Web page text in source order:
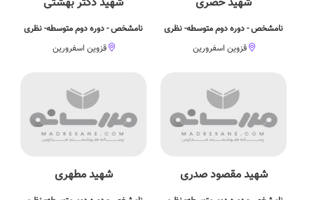
نامشخص - دوره دوم متوسطه- نظری
قزوین اسفرورین
نامشخص - دوره دوم متوسطه- نظری
قزوین اسفرورین
شهید مقصود صدری شهید مطهری